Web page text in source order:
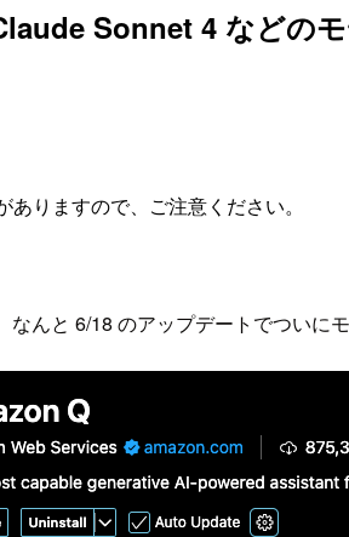
Sonnet 4 などの
りますので、ご注意ください。
んと 6/18 のアップデートでついに